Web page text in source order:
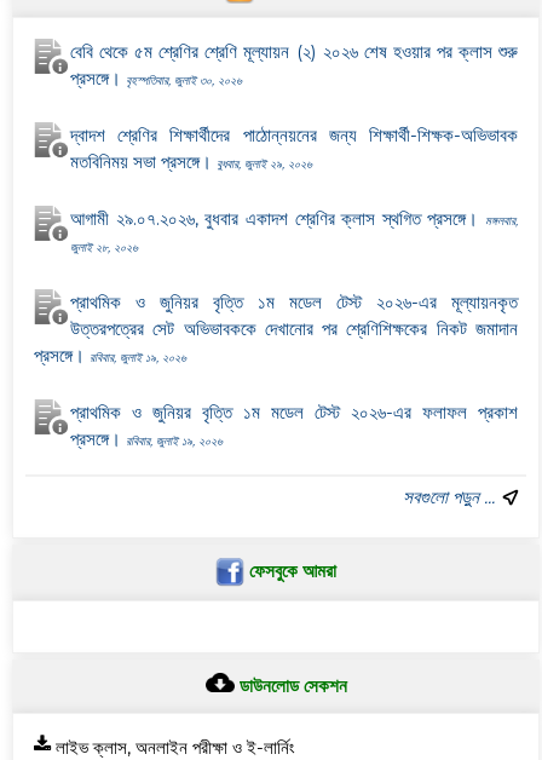
বেবি থেকে ৫ম শ্রেণির শ্রেণি মূল্যায়ন (২) ২০২৬ শেষ হওয়ার পর ক্লাস শুরু
প্রসঙ্গে।
বৃহস্পতিবার, জুলাই ৩০, ২০২৬
দ্বাদশ শ্রেণির শিক্ষার্থীদের পাঠোন্নয়নের জন্য শিক্ষার্থী-শিক্ষক-অভিভাবক
মতবিনিময় সভা প্রসঙ্গে।
বুধবার, জুলাই ২৯, ২০২৬
আগামী ২৯.০৭.২০২৬, বুধবার একাদশ শ্রেণির ক্লাস স্থগিত প্রসঙ্গে।
মঙ্গলবার,
জুলাই ২৮, ২০২৬
প্রাথমিক ও জুনিয়র বৃত্তি ১ম মডেল টেস্ট ২০২৬-এর মূল্যায়নকৃত
উত্তরপত্রের সেট অভিভাবককে দেখানোর পর শ্রেণিশিক্ষকের নিকট জমাদান
প্রসঙ্গে।
রবিবার, জুলাই ১৯, ২০২৬
প্রাথমিক ও জুনিয়র বৃত্তি ১ম মডেল টেস্ট ২০২৬-এর ফলাফল প্রকাশ
প্রসঙ্গে।
রবিবার, জুলাই ১৯, ২০২৬
সবগুলো পড়ুন ...
ফেসবুকে আমরা
ডাউনলোড সেকশন
লাইভ ক্লাস, অনলাইন পরীক্ষা ও ই-লার্নিং